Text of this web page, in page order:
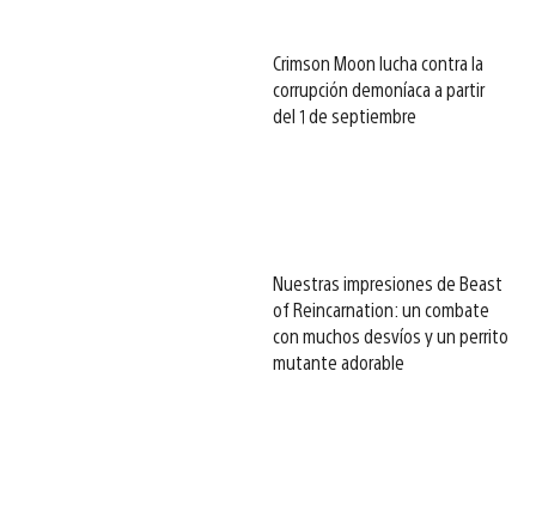
Crimson Moon lucha contra la
corrupción demoníaca a partir
del 1 de septiembre
Nuestras impresiones de Beast
of Reincarnation: un combate
con muchos desvíos y un perrito
mutante adorable